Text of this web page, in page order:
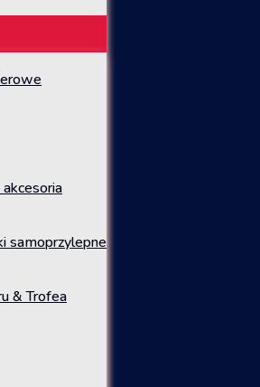
samoprzylepne
& Trofea